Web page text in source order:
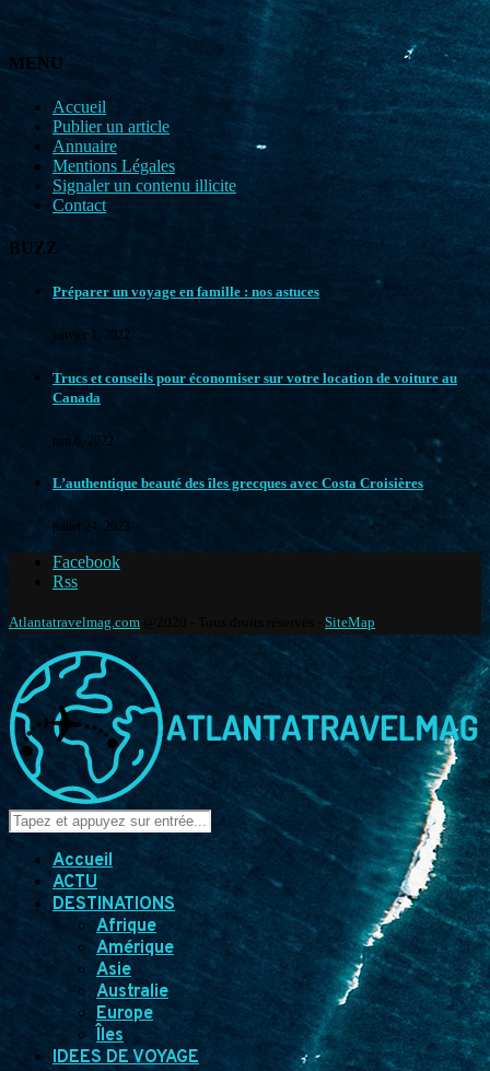
MENU
Accueil
Publier un article
Annuaire
Mentions Légales
Signaler un contenu illicite
Contact
BUZZ
Préparer un voyage en famille : nos astuces
janvier 1, 2022
Trucs et conseils pour économiser sur votre location de voiture au
Canada
mai 6, 2022
L’authentique beauté des îles grecques avec Costa Croisières
juillet 24, 2023
Facebook
Rss
Atlantatravelmag.com SiteMap
Accueil
ACTU
DESTINATIONS
Afrique
Amérique
Asie
Australie
Europe
Îles
IDEES DE VOYAGE